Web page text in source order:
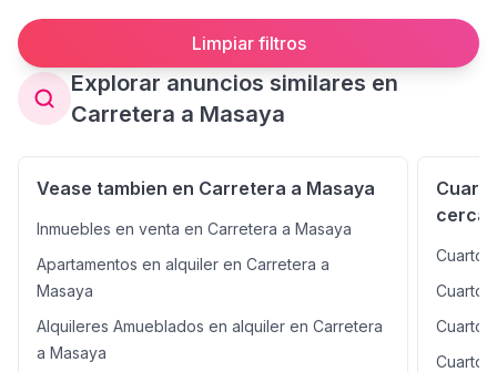
Limpiar filtros
Explorar anuncios similares en
Carretera a Masaya
Vease tambien en Carretera a Masaya
Inmuebles en venta en Carretera a Masaya
Apartamentos en alquiler en Carretera a
Masaya
Alquileres Amueblados en alquiler en Carretera
a Masaya